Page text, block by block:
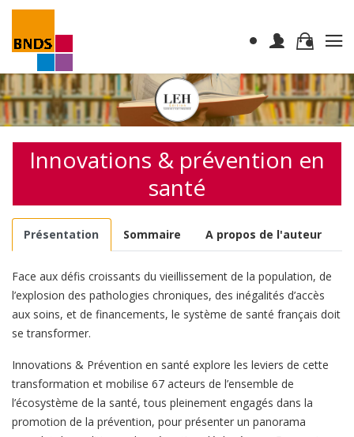
Innovations & prévention en
santé
Présentation Sommaire A propos de l'auteur
Face aux défis croissants du vieillissement de la population, de
l’explosion des pathologies chroniques, des inégalités d’accès
aux soins, et de financements, le système de santé français doit
se transformer.
Innovations & Prévention en santé explore les leviers de cette
transformation et mobilise 67 acteurs de l’ensemble de
l’écosystème de la santé, tous pleinement engagés dans la
promotion de la prévention, pour présenter un panorama